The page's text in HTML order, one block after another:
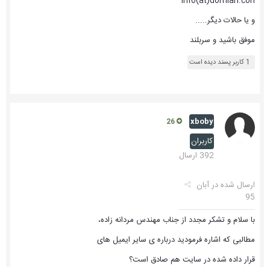
و یا حالات دیگر.....
موفق باشید و سربلند
1 کاربر پسند دیده است
xboby
کاربران
392 ارسال
ارسال شده درآبان
95
با سلام و تشکر مجدد از جناب مهندس مردانه زاده،
مطالبی که اشاره فرمودید درباره ی سایر ایمیل های
قرار داده شده در سایت هم صادق است؟